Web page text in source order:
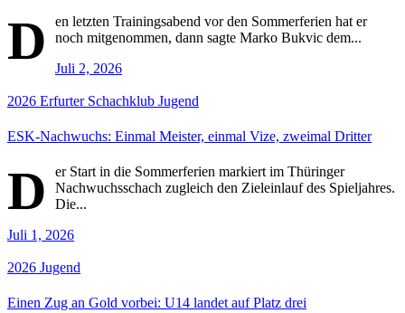
D
en letzten Trainingsabend vor den Sommerferien hat er
noch mitgenommen, dann sagte Marko Bukvic dem...
Juli 2, 2026
2026 Erfurter Schachklub Jugend
ESK-Nachwuchs: Einmal Meister, einmal Vize, zweimal Dritter
D
er Start in die Sommerferien markiert im Thüringer
Nachwuchsschach zugleich den Zieleinlauf des Spieljahres.
Die...
Juli 1, 2026
2026 Jugend
Einen Zug an Gold vorbei: U14 landet auf Platz drei